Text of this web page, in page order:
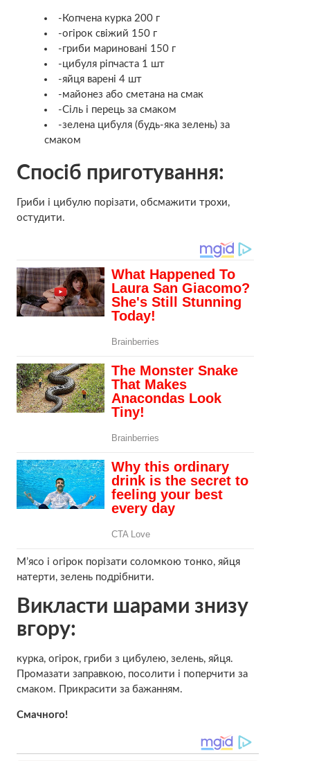
-Копчена курка 200 г
-огірок свіжий 150 г
-гриби мариновані 150 г
-цибуля ріпчаста 1 шт
-яйця варені 4 шт
-майонез або сметана на смак
-Сіль і перець за смаком
-зелена цибуля (будь-яка зелень) за
смаком
Спосіб приготування:
Гриби і цибулю порізати, обсмажити трохи,
остудити.
М’ясо і огірок порізати соломкою тонко, яйця
натерти, зелень подрібнити.
Викласти шарами знизу
вгору:
курка, огірок, гриби з цибулею, зелень, яйця.
Промазати заправкою, посолити і поперчити за
смаком. Прикрасити за бажанням.
Cмачного!